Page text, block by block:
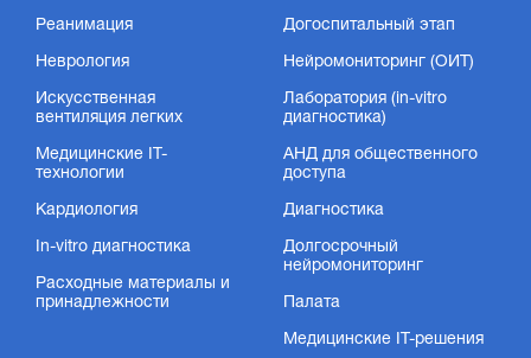
Реанимация
Неврология
Искусственная
вентиляция легких
Медицинские IT-
технологии
Кардиология
In-vitro диагностика
Расходные материалы и
принадлежности
Догоспитальный этап
Нейромониторинг (ОИТ)
Лаборатория (in-vitro
диагностика)
АНД для общественного
доступа
Диагностика
Долгосрочный
нейромониторинг
Палата
Медицинские IT-решения